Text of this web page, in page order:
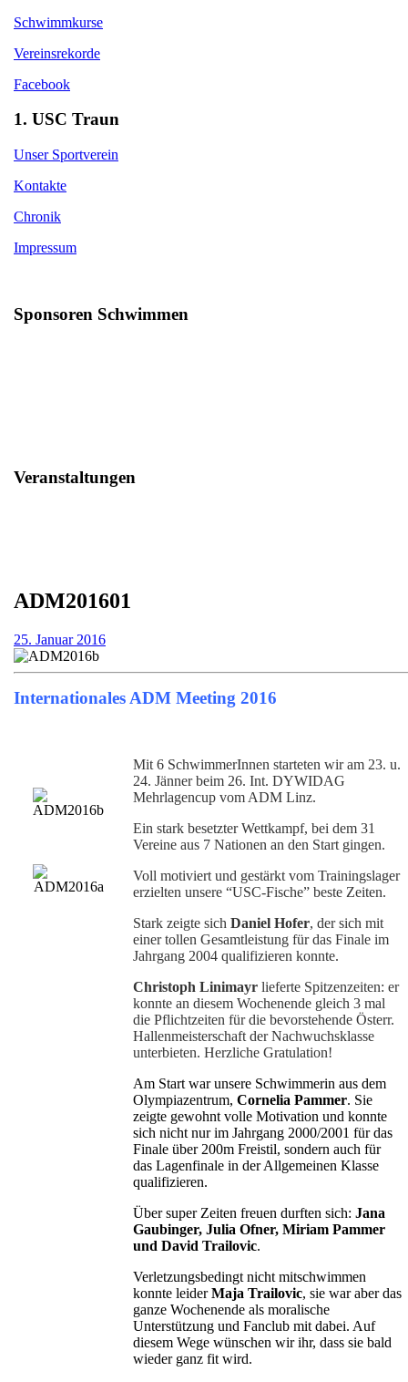
Schwimmkurse
Vereinsrekorde
Facebook
1. USC Traun
Unser Sportverein
Kontakte
Chronik
Impressum
Sponsoren Schwimmen
Veranstaltungen
ADM201601
25. Januar 201625.
2016
Internationales ADM Meeting 2016
Mit 6 SchwimmerInnen starteten wir am 23. u.
24. Jänner beim 26. Int. DYWIDAG
Mehrlagencup vom ADM Linz.
Ein stark besetzter Wettkampf, bei dem 31
Vereine aus 7 Nationen an den Start gingen.
Voll motiviert und gestärkt vom Trainingslager
erzielten unsere “USC-Fische” beste Zeiten.
Stark zeigte sich Daniel Hofer, der sich mit
einer tollen Gesamtleistung für das Finale im
Jahrgang 2004 qualifizieren konnte.
Christoph Linimayr lieferte Spitzenzeiten: er
konnte an diesem Wochenende gleich 3 mal
die Pflichtzeiten für die bevorstehende Österr.
Hallenmeisterschaft der Nachwuchsklasse
unterbieten. Herzliche Gratulation!
Am Start war unsere Schwimmerin aus dem
Olympiazentrum, Cornelia Pammer. Sie
zeigte gewohnt volle Motivation und konnte
sich nicht nur im Jahrgang 2000/2001 für das
Finale über 200m Freistil, sondern auch für
das Lagenfinale in der Allgemeinen Klasse
qualifizieren.
Über super Zeiten freuen durften sich: Jana
Gaubinger, Julia Ofner, Miriam Pammer
und David Trailovic.
Verletzungsbedingt nicht mitschwimmen
konnte leiderMaja Trailovic, sie war aber das
ganze Wochenende als moralische
Unterstützung und Fanclub mit dabei. Auf
diesem Wege wünschen wir ihr, dass sie bald
wieder ganz fit wird.